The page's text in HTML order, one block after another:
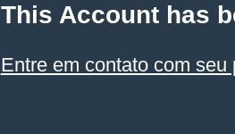
This Account has
Entre em contato com